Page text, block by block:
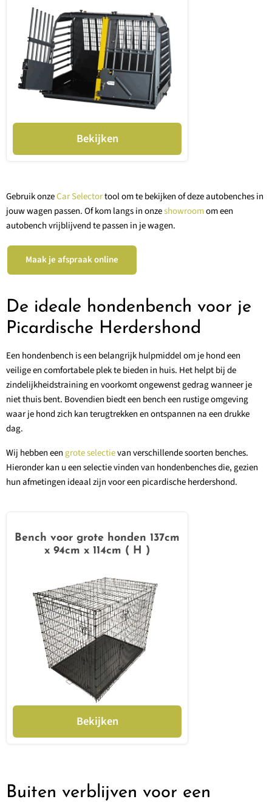
Bekijken
Gebruik onzeCar Selectortool om te bekijken of deze autobenches in
jouw wagen passen. Of kom langs in onzeshowroomom een
autobench vrijblijvend te passen in je wagen.
Maak je afspraak online
De ideale hondenbench voor je
Picardische Herdershond
Een hondenbench is een belangrijk hulpmiddel om je hond een
veilige en comfortabele plek te bieden in huis. Het helpt bij de
zindelijkheidstraining en voorkomt ongewenst gedrag wanneer je
niet thuis bent. Bovendien biedt een bench een rustige omgeving
waar je hond zich kan terugtrekken en ontspannen na een drukke
dag.
Wij hebben een grote selectievan verschillende soorten benches.
Hieronder kan u een selectie vinden van hondenbenches die, gezien
hun afmetingen ideaal zijn voor een picardische herdershond.
Bench voor grote honden 137cm
x 94cm x 114cm ( H )
Bekijken
Buiten verblijven voor een